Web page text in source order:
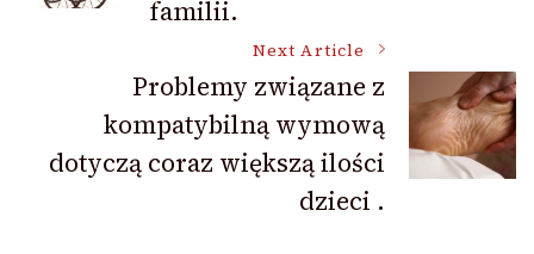
familii.
Next Article
Problemy związane z
kompatybilną wymową
dotyczą coraz większą ilości
dzieci .